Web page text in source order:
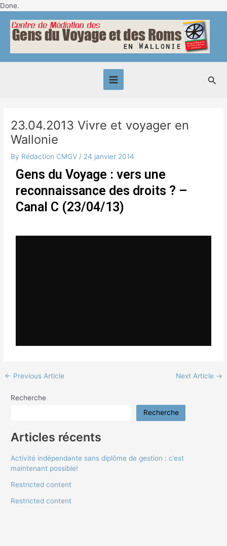
Done.
content
Main
Menu
23.04.2013 Vivre et voyager en
Wallonie
By Rédaction CMGV / 24 janvier 2014
Gens du Voyage : vers une
reconnaissance des droits ? –
Canal C (23/04/13)
navigation
← Previous Article Next Article →
Recherche
Recherche
Articles récents
Activité indépendante sans diplôme de gestion : c’est
maintenant possible!
Restricted content
Restricted content